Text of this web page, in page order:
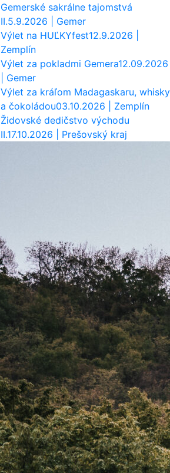
Gemerské sakrálne tajomstvá
II.5.9.2026 | Gemer
Výlet na HUĽKYfest12.9.2026 |
Zemplín
Výlet za pokladmi Gemera12.09.2026
| Gemer
Výlet za kráľom Madagaskaru, whisky
a čokoládou03.10.2026 | Zemplín
Židovské dedičstvo východu
II.17.10.2026 | Prešovský kraj